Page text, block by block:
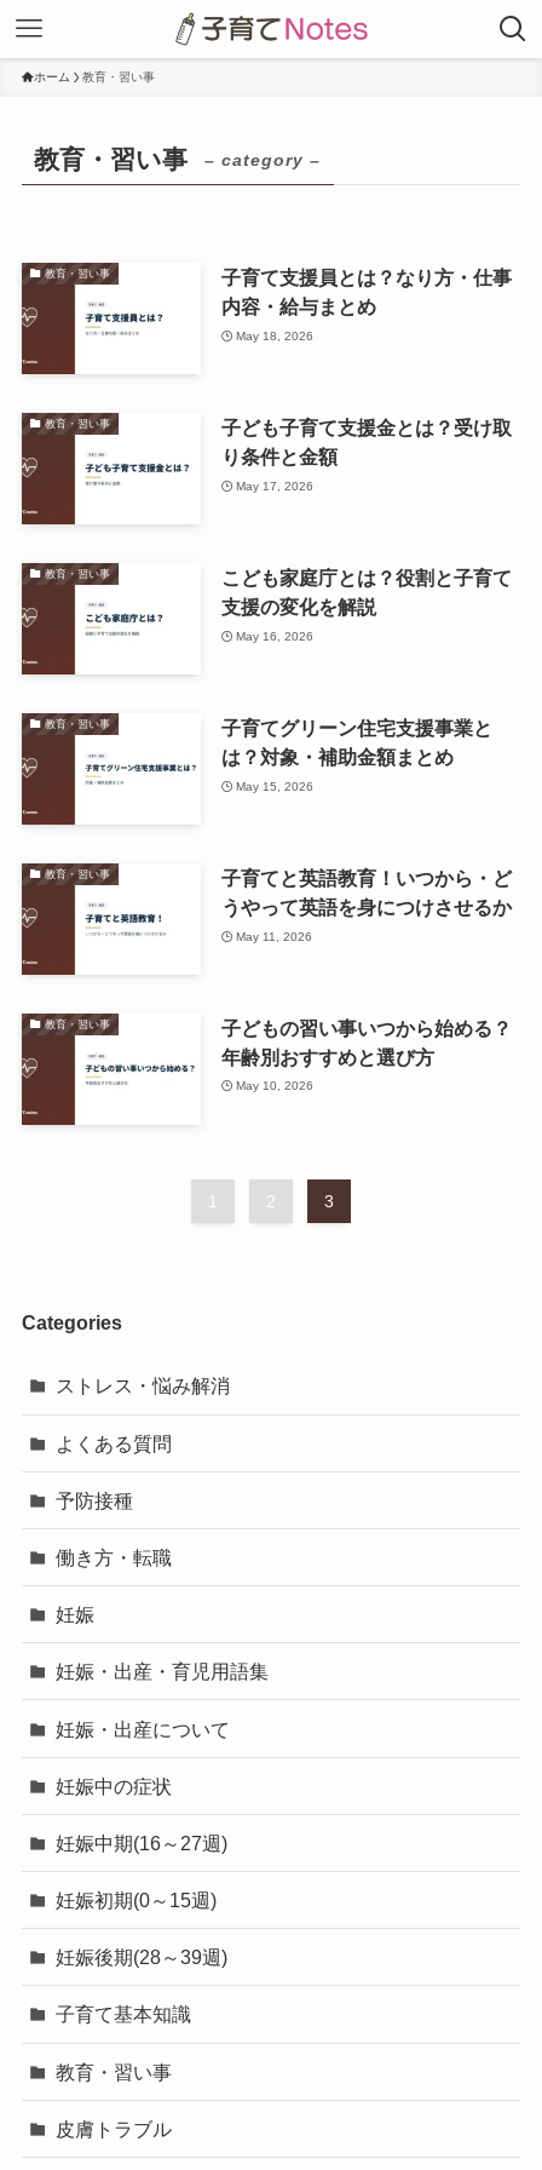
ホーム 教育・習い事
教育・習い事 – category –
教育・習い事
子育て支援員とは？なり方・仕事
内容・給与まとめ
May 18, 2026
教育・習い事
子ども子育て支援金とは？受け取
り条件と金額
May 17, 2026
教育・習い事
こども家庭庁とは？役割と子育て
支援の変化を解説
May 16, 2026
教育・習い事
子育てグリーン住宅支援事業と
は？対象・補助金額まとめ
May 15, 2026
教育・習い事
子育てと英語教育！いつから・ど
うやって英語を身につけさせるか
May 11, 2026
教育・習い事
子どもの習い事いつから始める？
年齢別おすすめと選び方
May 10, 2026
1 2 3
Categories
ストレス・悩み解消
よくある質問
予防接種
働き方・転職
妊娠
妊娠・出産・育児用語集
妊娠・出産について
妊娠中の症状
妊娠中期(16～27週)
妊娠初期(0～15週)
妊娠後期(28～39週)
子育て基本知識
教育・習い事
皮膚トラブル